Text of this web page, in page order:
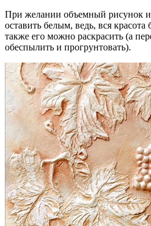
При желании объемный рисунок
оставить белым, ведь, вся
также его можно раскрасить (а
обеспылить и прогрунтовать).